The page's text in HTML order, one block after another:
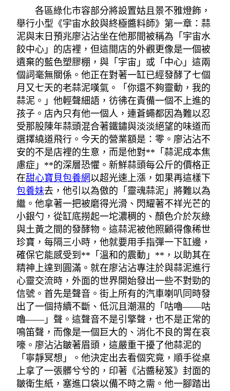
各區綠化市容部分將設置姑且景不雅燈飾，
舉行小型《宇宙水餃與終極醬料師》第一章：蒜
泥與末日預兆廖沾沾坐在他那間被稱為「宇宙水
餃中心」的店裡，但這間店的外觀更像是一個被
遺棄的藍色塑膠棚，與「宇宙」或「中心」這兩
個詞毫無關係。他正在對著一缸已經發酵了七個
月又七天的老蒜泥嘆氣。「你還不夠靈動，我的
蒜泥。」他輕聲細語，彷彿在責備一個不上進的
孩子。店內只有他一個人，連蒼蠅都因為難以忍
受那股陳年蒜頭混合著鐵鏽與淡淡絕望的味道而
選擇繞道飛行。今天的營業額是：零。廖沾沾不
安的不是店裡的生意，而是他對**「蒜泥成本焦
慮症」**的深層恐懼。新鮮蒜頭每公斤的價格正
在甜心寶貝包養網以超光速上漲，如果再這樣下
包養妹去，他引以為傲的「靈魂蒜泥」將難以為
繼。他拿著一把被磨得光滑、閃耀著不祥光芒的
小銀勺，從缸底撈起一坨濃稠的、顏色介於灰綠
與土黃之間的發酵物。這蒜泥被他照顧得像稀世
珍寶，每隔三小時，他就要用手指彈一下缸邊，
確保它能感受到**「溫和的震動」**，以助其在
精神上達到圓滿。就在廖沾沾專注於與蒜泥進行
心靈交流時，外面的世界開始發出一些不對勁的
信號。首先是聲音。街上所有的汽車喇叭同時發
出了一個持續不斷、低沉且潮濕的「咕嚕——咕
嚕——」聲。這聲音不是引擎聲，也不是正常的
鳴笛聲，而像是一個巨大的、消化不良的胃在哀
嚎。廖沾沾皺著眉頭，這嚴重干擾了他蒜泥的
「寧靜冥想」。他決定出去看個究竟，順手從桌
上拿了一張髒兮兮的，印著《沾醬秘笈》封面的
皺衛生紙，塞進口袋以備不時之需。他一腳踏出